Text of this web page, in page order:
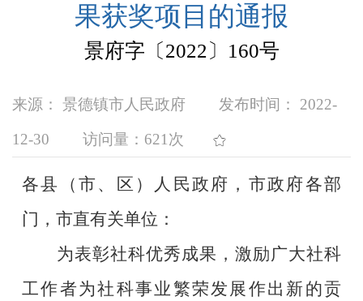
果获奖项目的通报
景府字〔2022〕160号
来源： 景德镇市人民政府 发布时间： 2022-
12-30 访问量： 621次
各县（市、区）人民政府，市政府各部
门，市直有关单位：
为表彰社科优秀成果，激励广大社科
工作者为社科事业繁荣发展作出新的贡